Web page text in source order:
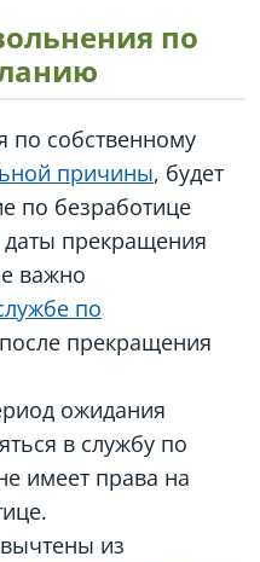
по
по собственному
причины, будет
по безработице
даты прекращения
важно
по
прекращения
ожидания
в службу по
имеет права на
из